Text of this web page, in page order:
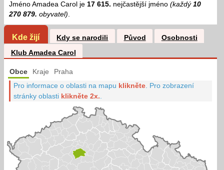
Jméno Amadea Carol je 17 615. nejčastější jméno (každý 10
270 879. obyvatel).
Kde žijí Kdy se narodili Původ
Osobnosti
Klub Amadea Carol
Obce Kraje Praha
Pro informace o oblasti na mapu klikněte Pro zobrazení
stránky oblasti klikněte 2x.